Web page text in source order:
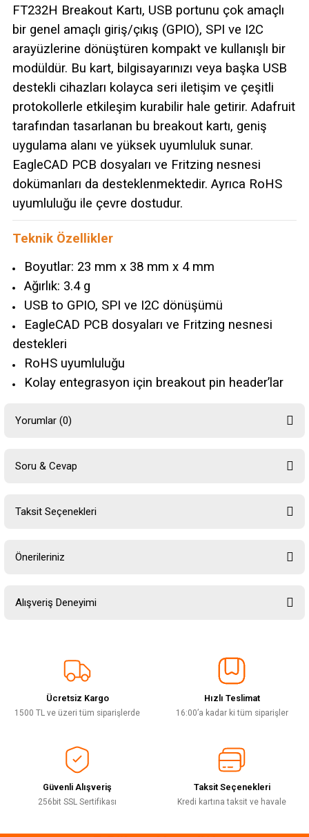
FT232H Breakout Kartı, USB portunu çok amaçlı
bir genel amaçlı giriş/çıkış (GPIO), SPI ve I2C
arayüzlerine dönüştüren kompakt ve kullanışlı bir
modüldür. Bu kart, bilgisayarınızı veya başka USB
destekli cihazları kolayca seri iletişim ve çeşitli
protokollerle etkileşim kurabilir hale getirir. Adafruit
tarafından tasarlanan bu breakout kartı, geniş
uygulama alanı ve yüksek uyumluluk sunar.
EagleCAD PCB dosyaları ve Fritzing nesnesi
dokümanları da desteklenmektedir. Ayrıca RoHS
uyumluluğu ile çevre dostudur.
Teknik Özellikler
Boyutlar: 23 mm x 38 mm x 4 mm
Ağırlık: 3.4 g
USB to GPIO, SPI ve I2C dönüşümü
EagleCAD PCB dosyaları ve Fritzing nesnesi
destekleri
RoHS uyumluluğu
Kolay entegrasyon için breakout pin header’lar
Yorumlar (0)
Soru & Cevap
Taksit Seçenekleri
Önerileriniz
Bu ürünün fiyat bilgisi, resim, ürün açıklamalarında ve diğer konularda
yetersiz gördüğünüz noktaları öneri formunu kullanarak tarafımıza
Ürün resmi kalitesiz, bozuk veya görüntülenemiyor.
Ürün açıklamasında eksik bilgiler bulunuyor.
Ürün bilgilerinde hatalar bulunuyor.
Bu ürüne benzer farklı alternatifler olmalı.
Alışveriş Deneyimi
Deneyimini Paylaş
Ücretsiz Kargo
1500 TL ve üzeri tüm siparişlerde
Hızlı Teslimat
16:00’a kadar ki tüm siparişler
Güvenli Alışveriş
256bit SSL Sertifikası
Taksit Seçenekleri
Kredi kartına taksit ve havale